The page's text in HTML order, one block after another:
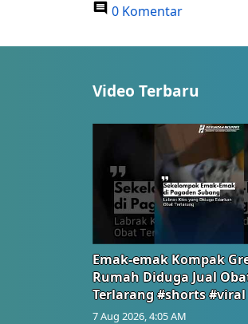
0 Komentar
Video Terbaru
Emak-emak Kompak
Rumah Diduga Jual
Terlarang #shorts
7 Aug 2026, 4:05 AM